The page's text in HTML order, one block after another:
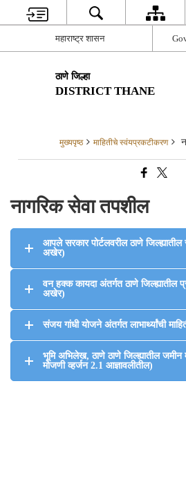
महाराष्ट्र शासन
ठाणे जिल्हा
DISTRICT THANE
मुख्यपृष्ठ माहितीचे स्वंयप्रकटीकरण
नागरिक सेवा तपशील
आपले सरकार पोर्टलवरील ठाणे
अखेर)
वन हक्क कायदा अंतर्गत ठाणे जिल्ह्यातील
अखेर)
संजय गांधी योजने अंतर्गत लाभार्थ्यांची
भूमि अभिलेख, ठाणे ठाणे जिल्ह्यातील जमीन
मोजणी व्हर्जन 2.1 आज्ञावलीतील)